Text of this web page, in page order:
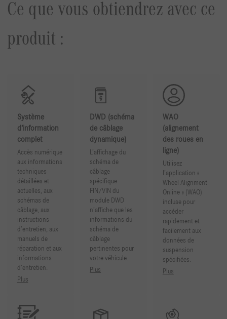
Ce que vous obtiendrez avec ce
produit :
Système
d’information
complet
Accès numérique
aux informations
techniques
détaillées et
actuelles, aux
schémas de
câblage, aux
instructions
d’entretien, aux
manuels de
réparation et aux
informations
d’entretien.
Plus
DWD (schéma
de câblage
dynamique)
L’affichage du
schéma de
câblage
spécifique
FIN/VIN du
module DWD
n’affiche que les
informations du
schéma de
câblage
pertinentes pour
votre véhicule.
Plus
WAO
(alignement
des roues en
ligne)
Utilisez
l’application «
Wheel Alignment
Online » (WAO)
incluse pour
accéder
rapidement et
facilement aux
données de
suspension
spécifiées.
Plus